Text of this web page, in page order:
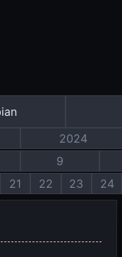
2024
9
21 22 23 24